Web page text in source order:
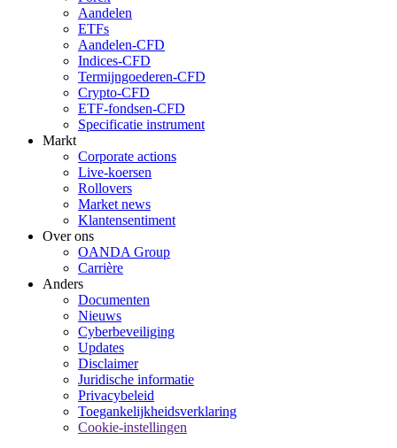
Aandelen
ETFs
Aandelen-CFD
Indices-CFD
Termijngoederen-CFD
Crypto-CFD
ETF-fondsen-CFD
Specificatie instrument
Markt
Corporate actions
Live-koersen
Rollovers
Market news
Klantensentiment
Over ons
OANDA Group
Carrière
Anders
Documenten
Nieuws
Cyberbeveiliging
Updates
Disclaimer
Juridische informatie
Privacybeleid
Toegankelijkheidsverklaring
Cookie-instellingen